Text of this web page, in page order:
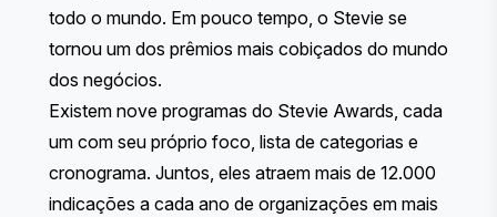
todo o mundo. Em pouco tempo, o Stevie se
tornou um dos prêmios mais cobiçados do mundo
dos negócios.
Existem nove programas do Stevie Awards, cada
um com seu próprio foco, lista de categorias e
cronograma. Juntos, eles atraem mais de 12.000
indicações a cada ano de organizações em mais